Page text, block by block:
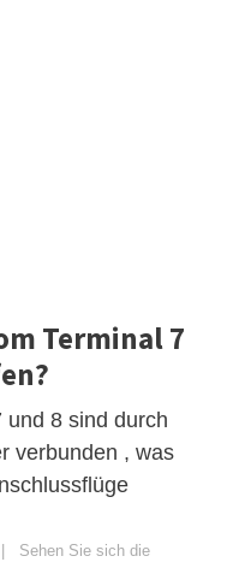
Terminal 7
und 8 sind durch
verbunden , was
Sehen Sie sich die